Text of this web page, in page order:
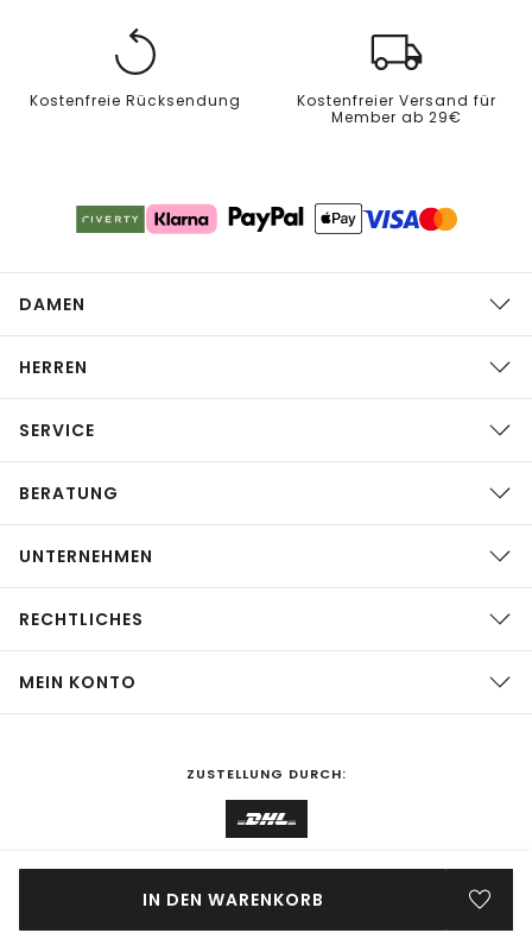
IN DEN WARENKORB
Kostenfreie Rücksendung
Kostenfreier Versand für
Member ab 29€
DAMEN
HERREN
SERVICE
BERATUNG
UNTERNEHMEN
RECHTLICHES
MEIN KONTO
ZUSTELLUNG DURCH: